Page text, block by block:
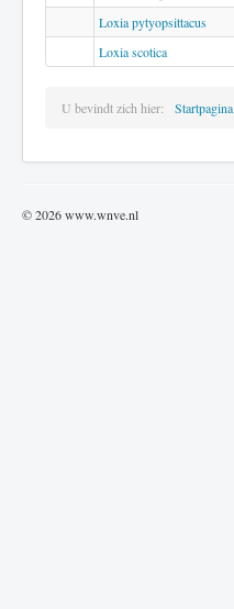
Historie
Literatuur
Loxia pytyopsittacus
Loxia scotica
U bevindt zich hier: Startpagina
© 2026 www.wnve.nl